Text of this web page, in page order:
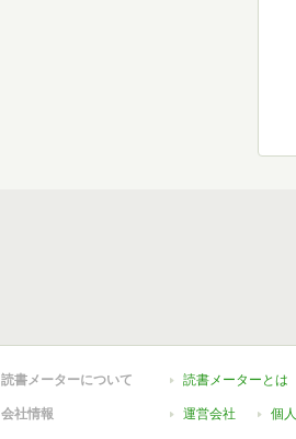
読書メーターについて 読書メーターとは
会社情報 運営会社 個